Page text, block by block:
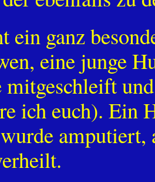
ein ganz
eine junge
ich euch). Ein
amputiert,